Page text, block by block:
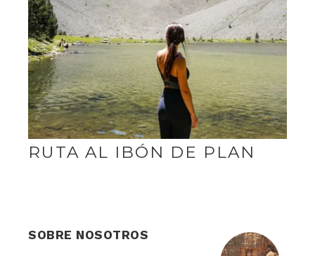
RUTA AL IBÓN DE PLAN
SOBRE NOSOTROS